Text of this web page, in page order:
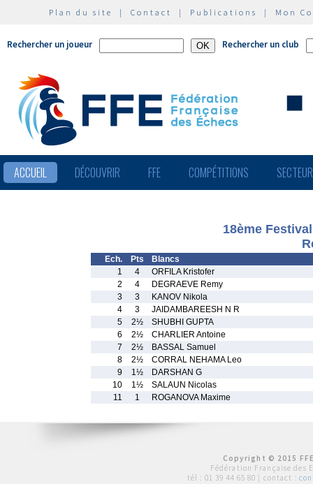
Plan du site | Contact | Publications | Mon
Rechercher un joueur Rechercher un club
ACCUEIL DÉCOUVRIR FFE COMPÉTITIONS
18ème
Ech. Pts
Blancs
1
4
ORFILA Kristofer
2
4
DEGRAEVE Remy
3
3
KANOV Nikola
4
3
JAIDAMBAREESH N R
5
2½
SHUBHI GUPTA
6
2½
CHARLIER Antoine
7
2½
BASSAL Samuel
8
2½
CORRAL NEHAMA Leo
9
1½
DARSHAN G
10
1½
SALAUN Nicolas
11
1 ROGANOVA Maxime
Copyright © 2015
Fédération Française des
tél : 01 39 44 65 80 | contact :